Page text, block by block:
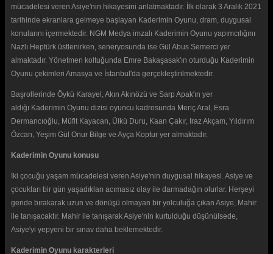
mücadelesi veren Asiye'nin hikayesini anlatmaktadır. İlk olarak 3 Aralık 2021
tarihinde ekranlara gelmeye başlayan Kaderimin Oyunu, dram, duygusal
konularını içermektedir. NGM Medya imzalı Kaderimin Oyunu yapımcılığını
Nazlı Heptürk üstlenirken, seneryosunda ise Gül Abus Semerci yer
almaktadır. Yönetmen koltuğunda Emre Bakaşasak'ın oturduğu Kaderimin
Oyunu çekimleri Amasya ve İstanbul'da gerçekleştirilmektedir.
Başrollerinde Öykü Karayel, Akın Akınözü ve Sarp Apak'ın yer
aldığı Kaderimin Oyunu dizisi oyuncu kadrosunda Meriç Aral, Esra
Dermancıoğlu, Müfit Kayacan, Ülkü Duru, Kaan Çakır, Iraz Akçam, Yıldırım
Özcan, Yeşim Gül Onur Bilge ve Ayça Koptur yer almaktadır.
Kaderimin Oyunu konusu
İki çocuğu yaşam mücadelesi veren Asiye'nin duygusal hikayesi. Asiye ve
çocukları bir gün yaşadıkları acımasız olay ile darmadağın olurlar. Herşeyi
geride bırakarak uzun ve dönüşü olmayan bir yolculuğa çıkan Asiye, Mahir
ile tanışacaktır. Mahir ile tanışarak Asiye'nin kurtulduğu düşünülsede,
Asiye'yi yepyeni bir sınav daha beklemektedir.
Kaderimin Oyunu karakterleri